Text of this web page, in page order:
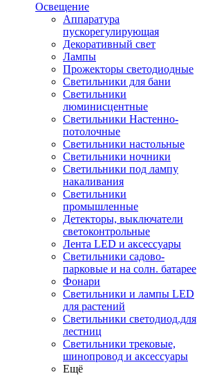
Освещение
Аппаратура
пускорегулирующая
Декоративный свет
Лампы
Прожекторы светодиодные
Светильники для бани
Светильники
люминисцентные
Светильники Настенно-
потолочные
Светильники настольные
Светильники ночники
Светильники под лампу
накаливания
Светильники
промышленные
Детекторы, выключатели
светоконтрольные
Лента LED и аксессуары
Светильники садово-
парковые и на солн. батарее
Фонари
Светильники и лампы LED
для растений
Светильники светодиод.для
лестниц
Светильники трековые,
шинопровод и аксессуары
Ещё